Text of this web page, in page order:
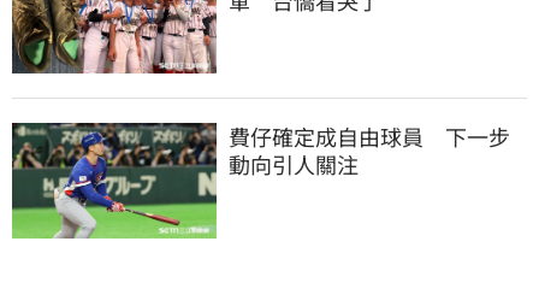
費仔確定成自由球員　下一步
動向引人關注